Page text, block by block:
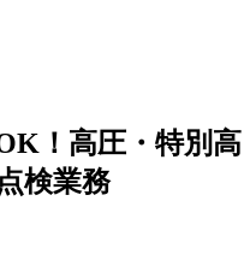
！高圧・特別高
検業務